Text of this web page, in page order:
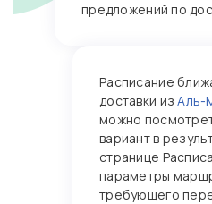
предложений по
Расписание
доставки изАль-
можно
вариант в
странице
параметры
требующего